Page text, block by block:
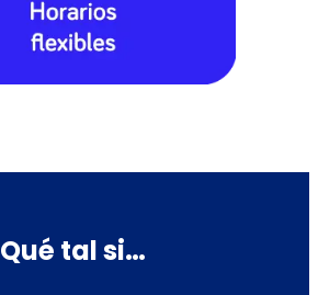
Qué tal si…